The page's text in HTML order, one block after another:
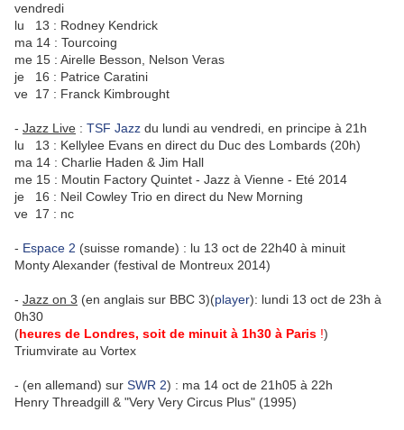
vendredi
lu 13 : Rodney Kendrick
ma 14 : Tourcoing
me 15 : Airelle Besson, Nelson Veras
je 16 : Patrice Caratini
ve 17 : Franck Kimbrought
- Jazz Live : TSF Jazz du lundi au vendredi, en principe à 21h
lu 13 : Kellylee Evans en direct du Duc des Lombards (20h)
ma 14 : Charlie Haden & Jim Hall
me 15 : Moutin Factory Quintet - Jazz à Vienne - Eté 2014
je 16 : Neil Cowley Trio en direct du New Morning
ve 17 : nc
- Espace 2 (suisse romande) : lu 13 oct de 22h40 à minuit
Monty Alexander (festival de Montreux 2014)
- Jazz on 3 (en anglais sur BBC 3)(player): lundi 13 oct de 23h à
0h30
(heures de Londres, soit de minuit à 1h30 à Paris !)
Triumvirate au Vortex
- (en allemand) sur SWR 2) : ma 14 oct de 21h05 à 22h
Henry Threadgill & "Very Very Circus Plus" (1995)